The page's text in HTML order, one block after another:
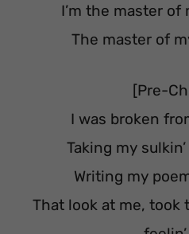
I’m the master of
The master of
[Pre-
I was broken
Taking my
Writing my
That look at me, took